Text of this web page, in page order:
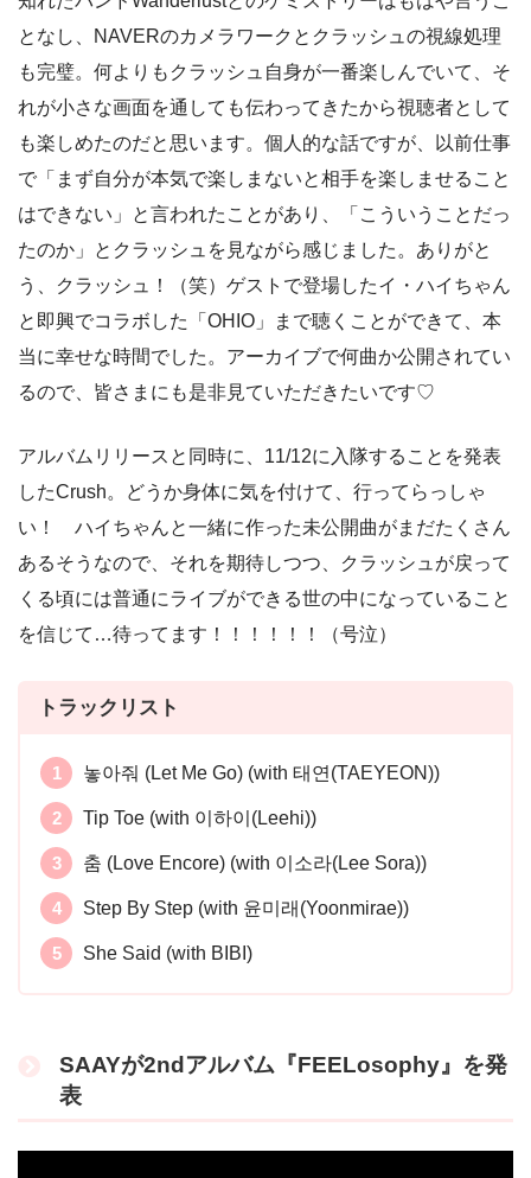
となし、NAVERのカメラワークとクラッシュの視線処理
も完璧。何よりもクラッシュ自身が一番楽しんでいて、そ
れが小さな画面を通しても伝わってきたから視聴者として
も楽しめたのだと思います。個人的な話ですが、以前仕事
で「まず自分が本気で楽しまないと相手を楽しませること
はできない」と言われたことがあり、「こういうことだっ
たのか」とクラッシュを見ながら感じました。ありがと
う、クラッシュ！（笑）ゲストで登場したイ・ハイちゃん
と即興でコラボした「OHIO」まで聴くことができて、本
当に幸せな時間でした。アーカイブで何曲か公開されてい
るので、皆さまにも是非見ていただきたいです♡
アルバムリリースと同時に、11/12に入隊することを発表
したCrush。どうか身体に気を付けて、行ってらっしゃ
い！ ハイちゃんと一緒に作った未公開曲がまだたくさん
あるそうなので、それを期待しつつ、クラッシュが戻って
くる頃には普通にライブができる世の中になっていること
を信じて…待ってます！！！！！！（号泣）
トラックリスト
놓아줘 (Let Me Go) (with 태연(TAEYEON))
Tip Toe (with 이하이(Leehi))
춤 (Love Encore) (with 이소라(Lee Sora))
Step By Step (with 윤미래(Yoonmirae))
She Said (with BIBI)
SAAYが2ndアルバム『FEELosophy』を発
表